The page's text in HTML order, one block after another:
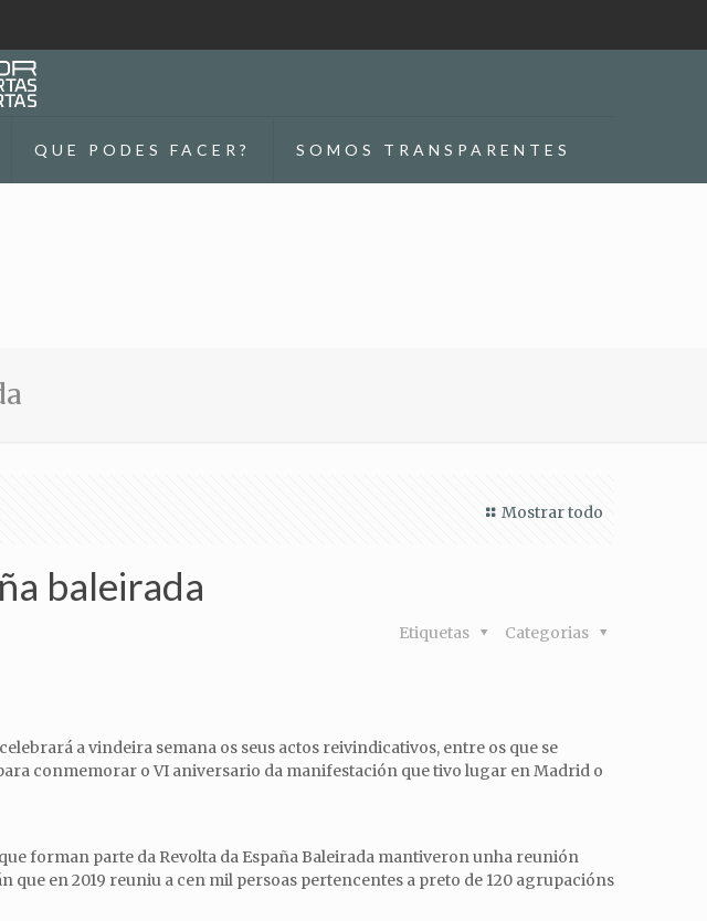
QUE PODES FACER? SOMOS TRANSPARENTES
Mostrar todo
baleirada
Categorias
Etiquetas
a vindeira semana os seus actos reivindicativos, entre os que se
conmemorar o VI aniversario da manifestación que tivo lugar en Madrid o
forman parte da Revolta da España Baleirada mantiveron unha reunión
en 2019 reuniu a cen mil persoas pertencentes a preto de 120 agrupacións